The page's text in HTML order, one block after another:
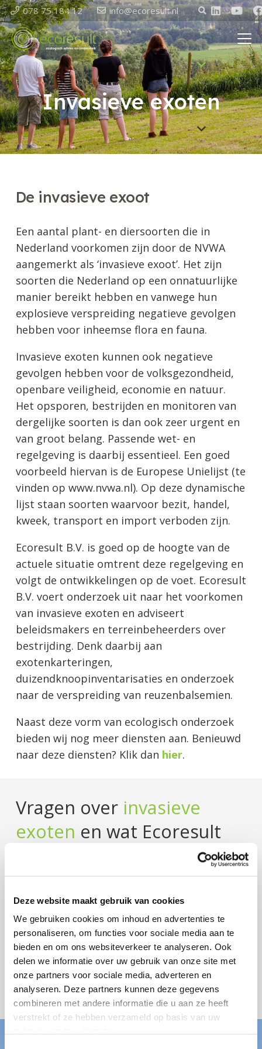
Deze website maakt gebruik van cookies
We gebruiken cookies om inhoud en advertenties te
personaliseren, om functies voor sociale media aan te
bieden en om ons websiteverkeer te analyseren. Ook
delen we informatie over uw gebruik van onze site met
onze partners voor sociale media, adverteren en
analyseren. Deze partners kunnen deze gegevens
combineren met andere informatie die u aan ze heeft
verstrekt of ze hebben verzameld op basis van uw
078 75 184 12 info@ecoresult.nl
Invasieve exoten
De invasieve exoot
Een aantal plant- en diersoorten die in
Nederland voorkomen zijn door de NVWA
aangemerkt als ‘invasieve exoot’. Het zijn
soorten die Nederland op een onnatuurlijke
manier bereikt hebben en vanwege hun
explosieve verspreiding negatieve gevolgen
hebben voor inheemse flora en fauna.
Invasieve exoten kunnen ook negatieve
gevolgen hebben voor de volksgezondheid,
openbare veiligheid, economie en natuur.
Het opsporen, bestrijden en monitoren van
dergelijke soorten is dan ook zeer urgent en
van groot belang. Passende wet- en
regelgeving is daarbij essentieel. Een goed
voorbeeld hiervan is de Europese Unielijst (te
vinden op www.nvwa.nl). Op deze dynamische
lijst staan soorten waarvoor bezit, handel,
kweek, transport en import verboden zijn.
Ecoresult B.V. is goed op de hoogte van de
actuele situatie omtrent deze regelgeving en
volgt de ontwikkelingen op de voet. Ecoresult
B.V. voert onderzoek uit naar het voorkomen
van invasieve exoten en adviseert
beleidsmakers en terreinbeheerders over
bestrijding. Denk daarbij aan
exotenkarteringen,
duizendknoopinventarisaties en onderzoek
naar de verspreiding van reuzenbalsemien.
Naast deze vorm van ecologisch onderzoek
bieden wij nog meer diensten aan. Benieuwd
naar deze diensten? Klik dan hier.
Vragen over invasieve
exoten en wat Ecoresult
op dit gebied voor jouw
project kan betekenen?
Neemcontact met ons
CONTACT
BEKIJK ALLE PROJECTEN